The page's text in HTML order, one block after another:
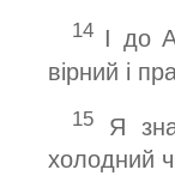
14 І до
вірний і
15 Я
холодний